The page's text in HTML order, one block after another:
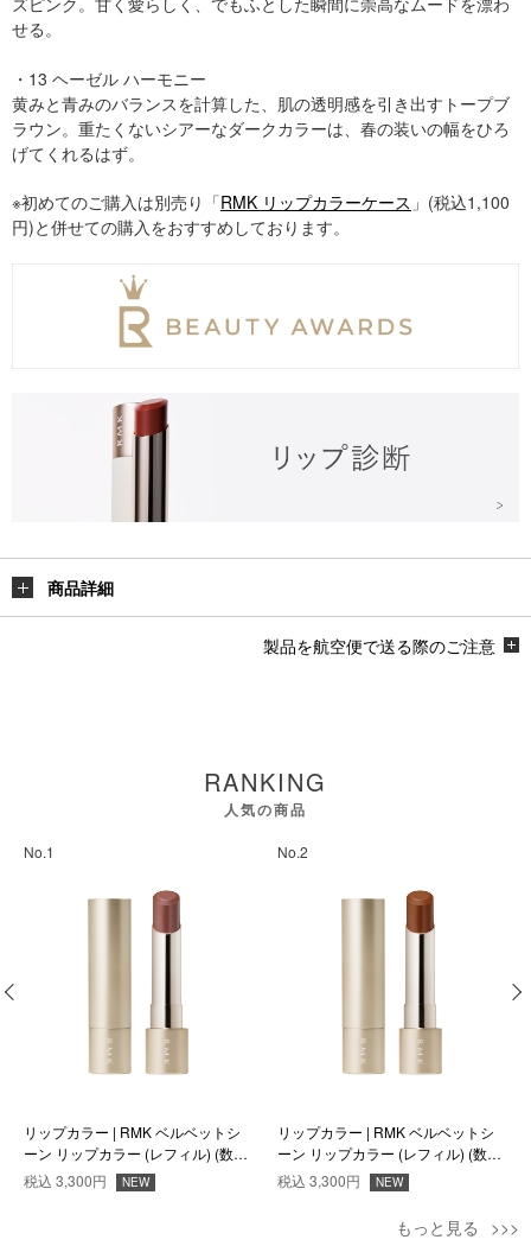
せる。
・13 ヘーゼル ハーモニー
黄みと青みのバランスを計算した、肌の透明感を引き出すトープブ
ラウン。重たくないシアーなダークカラーは、春の装いの幅をひろ
げてくれるはず。
※初めてのご購入は別売り「RMK リップカラーケース 」(税込1,100
円)と併せての購入をおすすめしております。
商品詳細
製品を航空便で送る際のご注意
RANKING
人気の商品
No.1
リップカラー | RMK ベルベットシ
ーン リップカラー (レフィル) (数量
限定色) EX-06
税込 3,300円 NEW
No.2
リップカラー | RMK ベルベットシ
ーン リップカラー (レフィル) (数量
限定色) EX-07
税込 3,300円 NEW
もっと見る